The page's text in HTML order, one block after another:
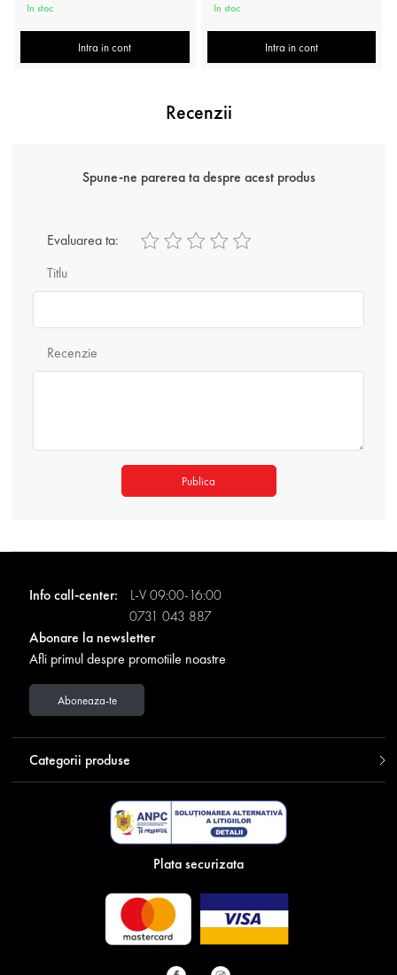
In stoc
Intra in cont
In stoc
Intra in cont
Recenzii
Spune-ne parerea ta despre acest produs
Titlu
Evaluarea ta:
Recenzie
Publica
Info call-center:
L-V 09:00-16:00
0731 043 887
Abonare la newsletter
Afli primul despre promotiile noastre
Aboneaza-te
Categorii produse
Plata securizata